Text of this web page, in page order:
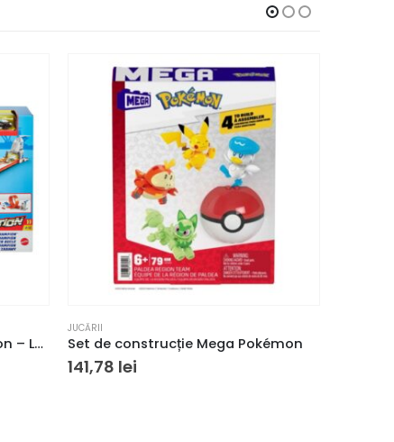
Set de joaca Hot Wheels Action – Loop Stunt
JUCĂRII
Set de construcție Mega Pokémon
141,78 lei